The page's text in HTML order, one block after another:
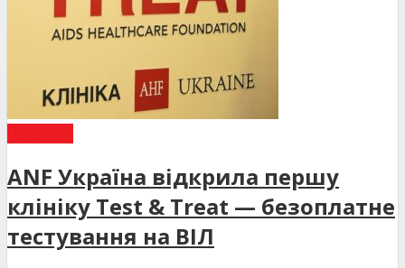
ANF Україна відкрила першу
клініку Test & Treat — безоплатне
тестування на ВІЛ